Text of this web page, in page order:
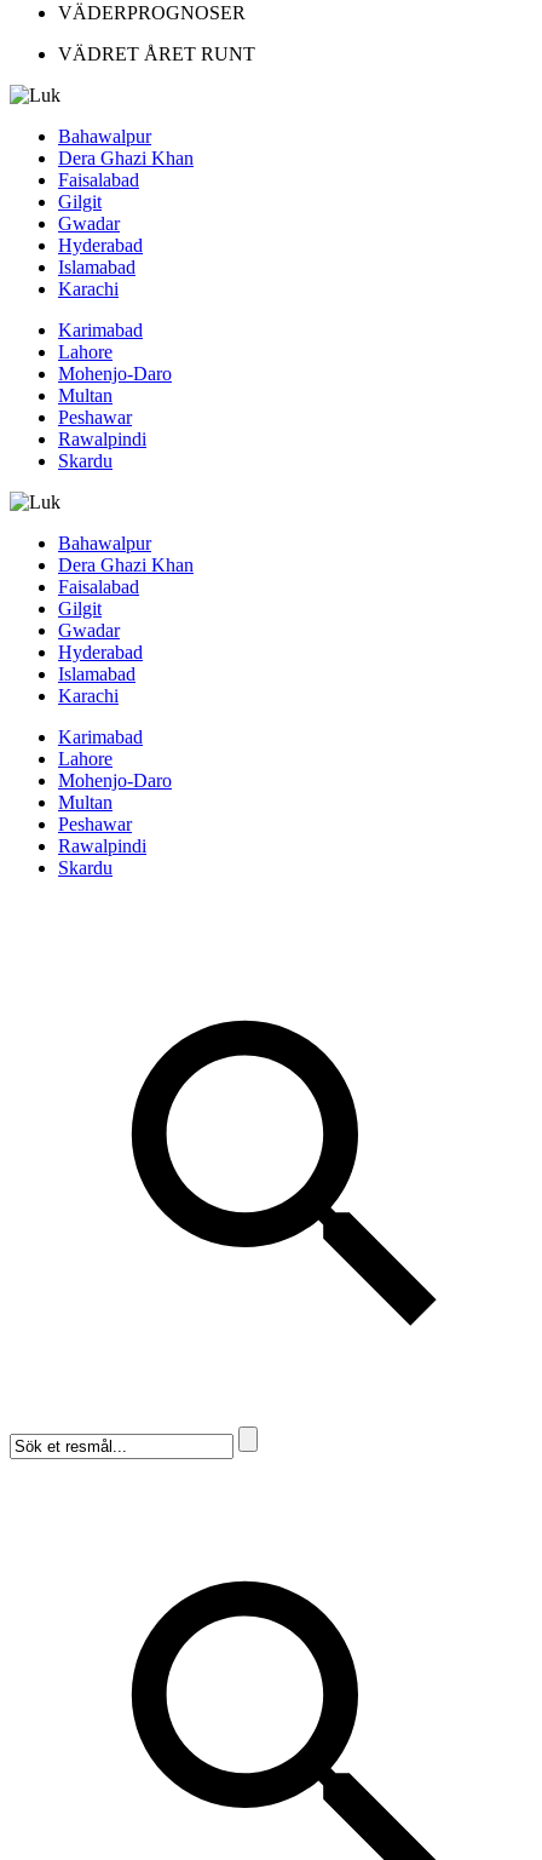
VÄDERPROGNOSER
VÄDRET ÅRET RUNT
Bahawalpur
Dera Ghazi Khan
Faisalabad
Gilgit
Gwadar
Hyderabad
Islamabad
Karachi
Karimabad
Lahore
Mohenjo-Daro
Multan
Peshawar
Rawalpindi
Skardu
Bahawalpur
Dera Ghazi Khan
Faisalabad
Gilgit
Gwadar
Hyderabad
Islamabad
Karachi
Karimabad
Lahore
Mohenjo-Daro
Multan
Peshawar
Rawalpindi
Skardu